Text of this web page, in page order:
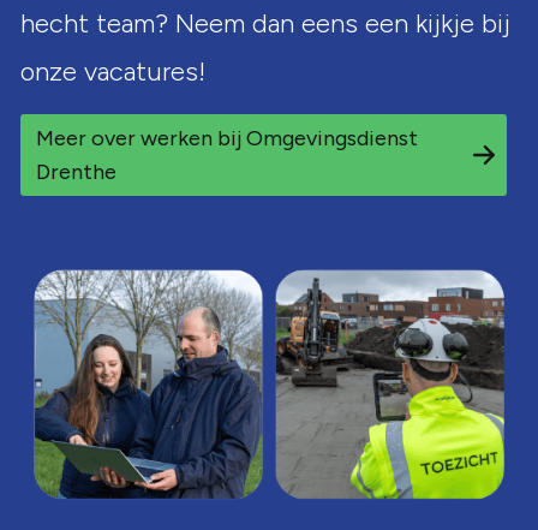
hecht team? Neem dan eens een kijkje bij
onze vacatures!
Meer over werken bij Omgevingsdienst
Drenthe